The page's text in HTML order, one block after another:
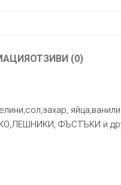
ОТЗИВИ (0)
ФЪСТЪКИ и